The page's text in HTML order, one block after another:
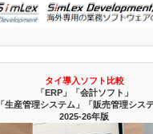
タイ導入ソフト比較
「ERP」「会計ソフト」
「生産管理システム」「販売管理システ
2025-26年版